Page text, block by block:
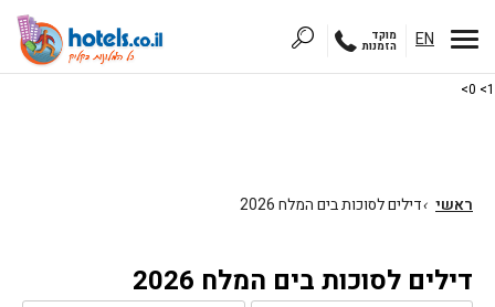
1> 0>
EN מוקד
הזמנות
ראשי ›דילים לסוכות בים המלח 2026
דילים לסוכות בים המלח 2026